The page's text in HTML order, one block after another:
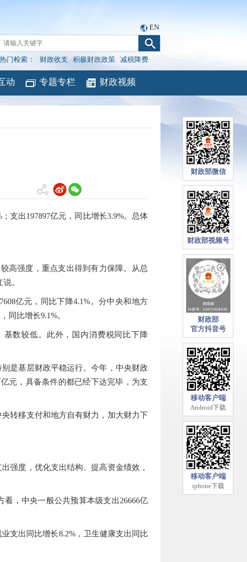
EN
热门检索： 财政收支 积极财政政策 减税降费
动 专题专栏 财政视频
出197897亿元，同比增长3.9%。总体
高强度，重点支出得到有力保障。从总
。
亿元，同比下降4.1%。分中央和地方
同比增长9.1%。
数较低。此外，国内消费税同比下降
是基层财政平稳运行。今年，中央财政
元，具备条件的都已经下达完毕，为支
转移支付和地方自有财力，加大财力下
度，优化支出结构、提高资金绩效，
，中央一般公共预算本级支出26666亿
支出同比增长8.2%，卫生健康支出同比
财政部微信
财政部视频号
财政部
官方抖音号
移动客户端
Android下载
移动客户端
iphone下载